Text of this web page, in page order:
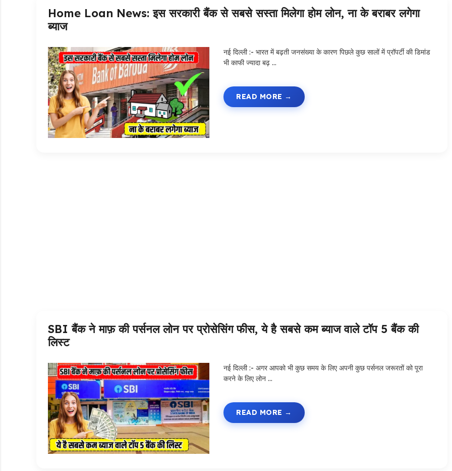
Home Loan News: इस सरकारी बैंक से सबसे सस्ता मिलेगा होम लोन, ना के बराबर लगेगा
ब्याज
नई दिल्ली :- भारत में बढ़ती जनसंख्या के कारण पिछले कुछ सालों में प्रॉपर्टी की डिमांड
भी काफी ज्यादा बढ़ …
READ MORE
SBI बैंक ने माफ़ की पर्सनल लोन पर प्रोसेसिंग फीस, ये है सबसे कम ब्याज वाले टॉप 5 बैंक की
लिस्ट
नई दिल्ली :- अगर आपको भी कुछ समय के लिए अपनी कुछ पर्सनल जरूरतों को पूरा
करने के लिए लोन …
READ MORE